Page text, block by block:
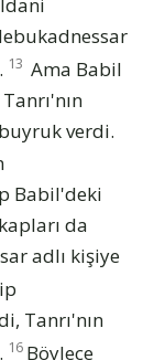
13 Ama Babil
buyruk verdi.
Babil'deki
da
adlı kişiye
Tanrı'nın
16 Böylece